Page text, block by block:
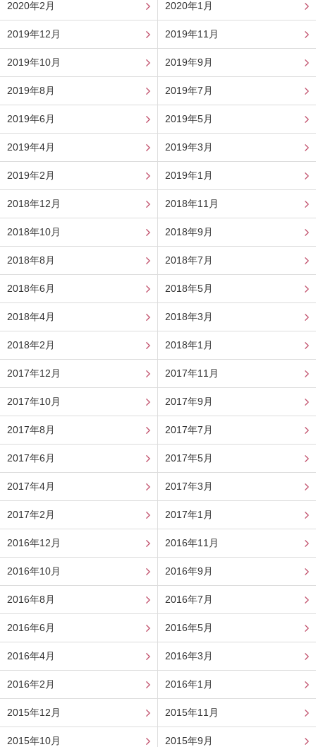
2020年2月 2020年1月
2019年12月 2019年11月
2019年10月 2019年9月
2019年8月 2019年7月
2019年6月 2019年5月
2019年4月 2019年3月
2019年2月 2019年1月
2018年12月 2018年11月
2018年10月 2018年9月
2018年8月 2018年7月
2018年6月 2018年5月
2018年4月 2018年3月
2018年2月 2018年1月
2017年12月 2017年11月
2017年10月 2017年9月
2017年8月 2017年7月
2017年6月 2017年5月
2017年4月 2017年3月
2017年2月 2017年1月
2016年12月 2016年11月
2016年10月 2016年9月
2016年8月 2016年7月
2016年6月 2016年5月
2016年4月 2016年3月
2016年2月 2016年1月
2015年12月 2015年11月
2015年10月 2015年9月